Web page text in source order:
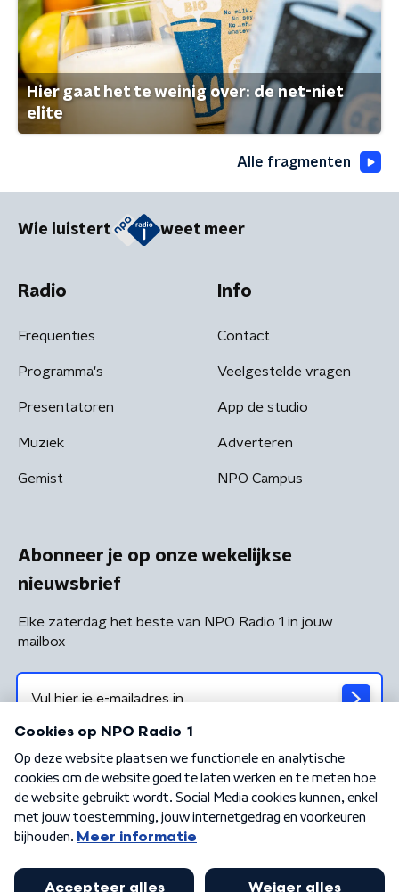
Hier gaat het te weinig over: de net-niet
elite
Alle fragmenten
Wie luistert weet meer
Radio
Frequenties
Programma's
Presentatoren
Muziek
Gemist
Info
Contact
Veelgestelde vragen
App de studio
Adverteren
NPO Campus
Abonneer je op onze wekelijkse
nieuwsbrief
Elke zaterdag het beste van NPO Radio 1 in jouw
mailbox
Algemene voorwaarden Privacybeleid